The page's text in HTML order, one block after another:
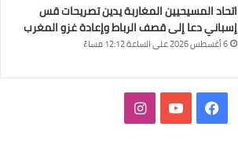
اتحاد المسيحيين المغاربة يدين تصريحات قس
إسباني دعا إلى قصف الرباط وإعادة غزو المغرب
6 أغسطس 2026 على الساعة 12:12 مساءً
فيسبوك‫YouTubeانستقرام